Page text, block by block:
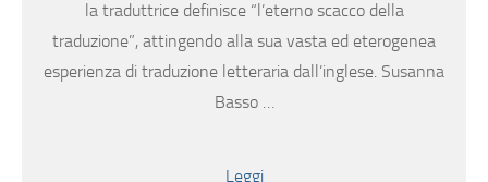
la traduttrice definisce “l’eterno scacco della
traduzione”, attingendo alla sua vasta ed eterogenea
esperienza di traduzione letteraria dall’inglese. Susanna
Basso …
Leggi